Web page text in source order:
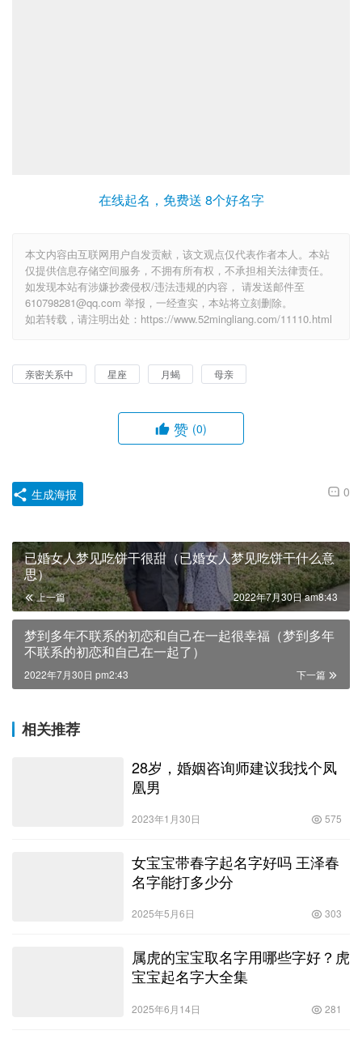
在线起名，免费送 8个好名字
本文内容由互联网用户自发贡献，该文观点仅代表作者本人。本站
仅提供信息存储空间服务，不拥有所有权，不承担相关法律责任。
如发现本站有涉嫌抄袭侵权/违法违规的内容， 请发送邮件至
610798281@qq.com 举报，一经查实，本站将立刻删除。
如若转载，请注明出处：https://www.52mingliang.com/11110.html
亲密关系中 星座 月蝎 母亲
赞 (0)
0
生成海报
已婚女人梦见吃饼干很甜（已婚女人梦见吃饼干什么意
思）
上一篇 2022年7月30日 am8:43
梦到多年不联系的初恋和自己在一起很幸福（梦到多年
不联系的初恋和自己在一起了）
下一篇
2022年7月30日 pm2:43
相关推荐
28岁，婚姻咨询师建议我找个凤
凰男
2023年1月30日 575
女宝宝带春字起名字好吗 王泽春
名字能打多少分
2025年5月6日 303
属虎的宝宝取名字用哪些字好？虎
宝宝起名字大全集
2025年6月14日 281